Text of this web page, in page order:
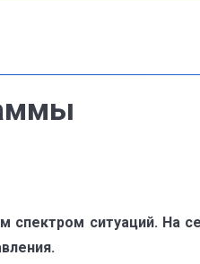
ситуаций. На